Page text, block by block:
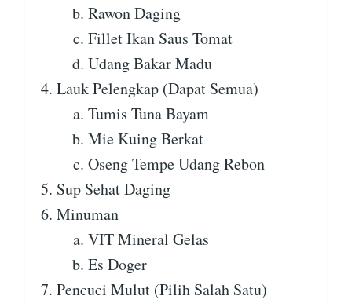
Rawon Daging
Fillet Ikan Saus Tomat
Udang Bakar Madu
Lauk Pelengkap (Dapat Semua)
Tumis Tuna Bayam
Mie Kuing Berkat
Oseng Tempe Udang Rebon
Sup Sehat Daging
Minuman
VIT Mineral Gelas
Es Doger
Pencuci Mulut (Pilih Salah Satu)